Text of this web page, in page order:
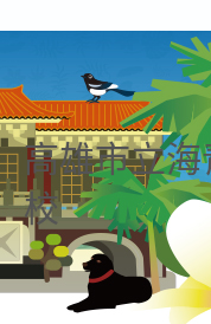
高雄市立
校